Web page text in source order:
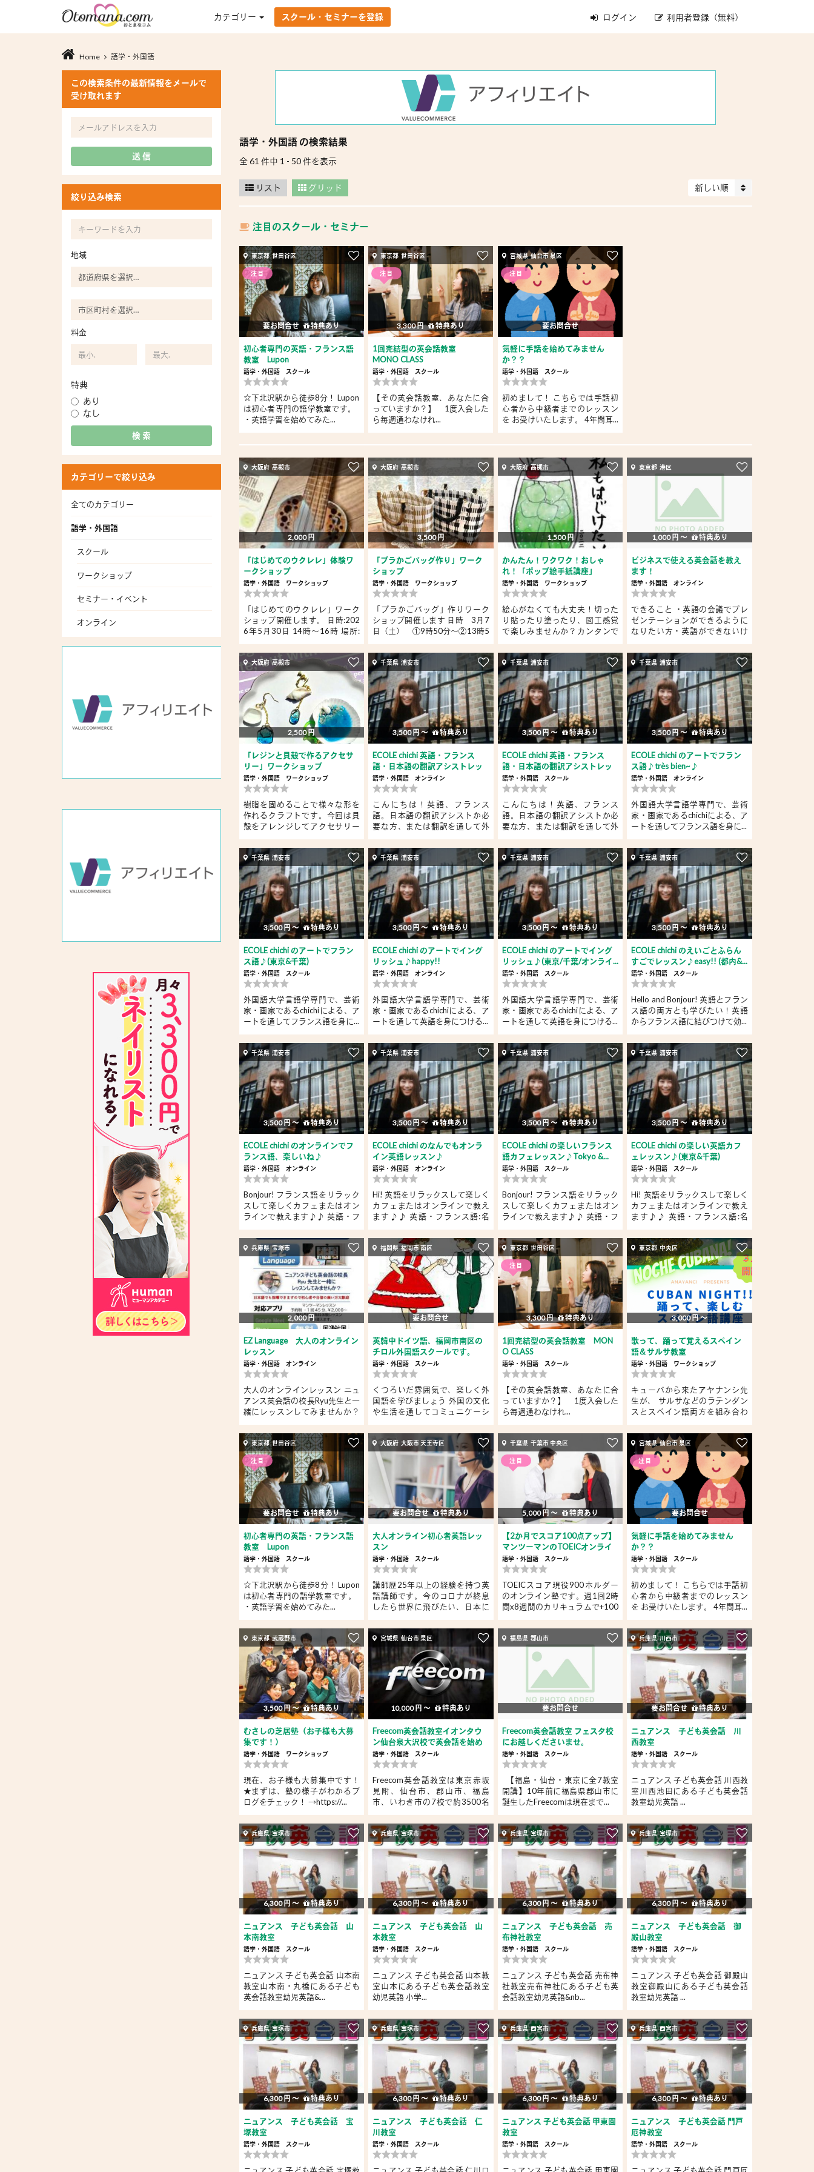
カテゴリー スクール・セミナーを登録 ログイン 利用者登録（無料）
Home 語学・外国語
この検索条件の最新情報をメールで
受け取れます
送 信
絞り込み検索
地域
料金
特典
あり
なし
検 索
カテゴリーで絞り込み
全てのカテゴリー
語学・外国語
スクール
ワークショップ
セミナー・イベント
オンライン
語学・外国語 の検索結果
全 61 件中 1 - 50 件を表示
リスト グリッド 新しい順
注目のスクール・セミナー
注目
東京都 世田谷区
要お問合せ 特典あり
初心者専門の英語・フランス語
教室 Lupon
語学・外国語 スクール
☆下北沢駅から徒歩8分！ Lupon
は初心者専門の語学教室です。
・英語学習を始めてみた...
注目
東京都 世田谷区
3,300 円 特典あり
1回完結型の英会話教室
MONO CLASS
語学・外国語 スクール
【その英会話教室、あなたに合
っていますか？】 1度入会した
ら毎週通わなけれ...
注目
宮城県 仙台市 泉区
要お問合せ
気軽に手話を始めてみません
か？？
語学・外国語 スクール
初めまして！ こちらでは手話初
心者から中級者までのレッスン
を お受けいたします。 4年間耳...
大阪府 高槻市
2,000 円
「はじめてのウクレレ」体験ワ
ークショップ
語学・外国語 ワークショップ
「はじめてのウクレレ」ワーク
ショップ開催します。 日時:202
6年5月30日 14時〜16時 場所:
大阪府 高槻市
3,500 円
「プラかごバッグ作り」ワーク
ショップ
語学・外国語 ワークショップ
「プラかごバッグ」作りワーク
ショップ開催します 日時 3月7
日（土） ①9時50分〜②13時5
大阪府 高槻市
1,500 円
かんたん！ワクワク！おしゃ
れ！「ポップ絵手紙講座」
語学・外国語 ワークショップ
絵心がなくても大丈夫！切った
り貼ったり塗ったり、図工感覚
で楽しみませんか？カンタンで
東京都 港区
1,000 円 〜 特典あり
ビジネスで使える英会話を教え
ます！
語学・外国語 オンライン
できること ・英語の会議でプレ
ゼンテーションができるように
なりたい方・英語ができないけ
大阪府 高槻市
2,500 円
「レジンと貝殻で作るアクセサ
リー」ワークショップ
語学・外国語 ワークショップ
樹脂を固めることで様々な形を
作れるクラフトです。今回は貝
殻をアレンジしてアクセサリー
千葉県 浦安市
3,500 円 〜 特典あり
ECOLE chichi 英語・フランス
語・日本語の翻訳アシストレッ
ス...
語学・外国語 オンライン
こんにちは！英語、フランス
語。日本語の翻訳アシストか必
要な方、または翻訳を通して外
千葉県 浦安市
3,500 円 〜 特典あり
ECOLE chichi 英語・フランス
語・日本語の翻訳アシストレッ
ス...
語学・外国語 スクール
こんにちは！英語、フランス
語。日本語の翻訳アシストか必
要な方、または翻訳を通して外
千葉県 浦安市
3,500 円 〜 特典あり
ECOLE chichi のアートでフラン
ス語♪très bien~♪
語学・外国語 オンライン
外国語大学言語学専門で、芸術
家・画家であるchichiによる、ア
ートを通してフランス語を身に...
千葉県 浦安市
3,500 円 〜 特典あり
ECOLE chichi のアートでフラン
ス語♪(東京&千葉)
語学・外国語 スクール
外国語大学言語学専門で、芸術
家・画家であるchichiによる、ア
ートを通してフランス語を身に...
千葉県 浦安市
3,500 円 〜 特典あり
ECOLE chichi のアートでイング
リッシュ♪happy!!
語学・外国語 オンライン
外国語大学言語学専門で、芸術
家・画家であるchichiによる、ア
ートを通して英語を身につける...
千葉県 浦安市
3,500 円 〜 特典あり
ECOLE chichi のアートでイング
リッシュ♪(東京/千葉/オンライ...
語学・外国語 スクール
外国語大学言語学専門で、芸術
家・画家であるchichiによる、ア
ートを通して英語を身につける...
千葉県 浦安市
3,500 円 〜 特典あり
ECOLE chichi のえいごとふらん
すごでレッスン♪easy!! (都内&...
語学・外国語 スクール
Hello and Bonjour! 英語とフラン
ス語の両方とも学びたい！英語
からフランス語に結びつけて効...
千葉県 浦安市
3,500 円 〜 特典あり
ECOLE chichi のオンラインでフ
ランス語、楽しいね♪
語学・外国語 オンライン
Bonjour! フランス語をリラック
スして楽しくカフェまたはオン
ラインで教えます♪♪ 英語・フ
千葉県 浦安市
3,500 円 〜 特典あり
ECOLE chichi のなんでもオンラ
イン英語レッスン♪
語学・外国語 オンライン
Hi! 英語をリラックスして楽しく
カフェまたはオンラインで教え
ます♪♪ 英語・フランス語:名
千葉県 浦安市
3,500 円 〜 特典あり
ECOLE chichi の楽しいフランス
語カフェレッスン♪Tokyo &...
語学・外国語 スクール
Bonjour! フランス語をリラック
スして楽しくカフェまたはオン
ラインで教えます♪♪ 英語・フ
千葉県 浦安市
3,500 円 〜 特典あり
ECOLE chichi の楽しい英語カフ
ェレッスン♪(東京&千葉)
語学・外国語 スクール
Hi! 英語をリラックスして楽しく
カフェまたはオンラインで教え
ます♪♪ 英語・フランス語:名
兵庫県 宝塚市
2,000 円
EZ Language 大人のオンライン
レッスン
語学・外国語 オンライン
大人のオンラインレッスン ニュ
アンス英会話の校長Ryu先生と一
緒にレッスンしてみませんか？
福岡県 福岡市 南区
要お問合せ
英韓中ドイツ語、福岡市南区の
チロル外国語スクールです。
語学・外国語 スクール
くつろいだ雰囲気で、楽しく外
国語を学びましょう 外国の文化
や生活を通してコミュニケーシ
注目
東京都 世田谷区
3,300 円 特典あり
1回完結型の英会話教室 MON
O CLASS
語学・外国語 スクール
【その英会話教室、あなたに合
っていますか？】 1度入会した
ら毎週通わなけれ...
東京都 中央区
3,000 円 〜
歌って、踊って覚えるスペイン
語＆サルサ教室
語学・外国語 ワークショップ
キューバから来たアヤナンシ先
生が、 サルサなどのラテンダン
スとスペイン語両方を組み合わ
注目
東京都 世田谷区
要お問合せ 特典あり
初心者専門の英語・フランス語
教室 Lupon
語学・外国語 スクール
☆下北沢駅から徒歩8分！ Lupon
は初心者専門の語学教室です。
・英語学習を始めてみた...
大阪府 大阪市 天王寺区
要お問合せ 特典あり
大人オンライン初心者英語レッ
スン
語学・外国語 スクール
講師歴25年以上の経験を持つ英
語講師です。今のコロナが終息
したら世界に飛びたい、日本に
注目
千葉県 千葉市 中央区
5,000 円 〜 特典あり
【2か月でスコア100点アップ】
マンツーマンのTOEICオンライ
ン塾
語学・外国語 スクール
TOEICスコア現役900ホルダー
のオンライン塾です。週1回2時
間x8週間のカリキュラムで+100
注目
宮城県 仙台市 泉区
要お問合せ
気軽に手話を始めてみません
か？？
語学・外国語 スクール
初めまして！ こちらでは手話初
心者から中級者までのレッスン
を お受けいたします。 4年間耳...
東京都 武蔵野市
3,500 円 〜 特典あり
むさしの芝居塾（お子様も大募
集です！）
語学・外国語 ワークショップ
現在、お子様も大募集中です！
★まずは、塾の様子がわかるブ
ログをチェック！ →https://...
宮城県 仙台市 泉区
10,000 円 〜 特典あり
Freecom英会話教室イオンタウ
ン仙台泉大沢校で英会話を始め
よ...
語学・外国語 スクール
Freecom英会話教室は東京赤坂
見附、仙台市、郡山市、福島
市、いわき市の7校で約3500名
福島県 郡山市
要お問合せ
Freecom英会話教室 フェスタ校
にお越しくださいませ。
語学・外国語 スクール
【福島・仙台・東京に全7教室
開講】10年前に福島県郡山市に
誕生したFreecomは現在まで...
兵庫県 川西市
要お問合せ 特典あり
ニュアンス 子ども英会話 川
西教室
語学・外国語 スクール
ニュアンス 子ども英会話 川西教
室川西池田にある子ども英会話
教室幼児英語 ...
兵庫県 宝塚市
6,300 円 〜 特典あり
ニュアンス 子ども英会話 山
本南教室
語学・外国語 スクール
ニュアンス 子ども英会話 山本南
教室山本南・丸橋にある子ども
英会話教室幼児英語&...
兵庫県 宝塚市
6,300 円 〜 特典あり
ニュアンス 子ども英会話 山
本教室
語学・外国語 スクール
ニュアンス 子ども英会話 山本教
室山本にある子ども英会話教室
幼児英語 小学...
兵庫県 宝塚市
6,300 円 〜 特典あり
ニュアンス 子ども英会話 売
布神社教室
語学・外国語 スクール
ニュアンス 子ども英会話 売布神
社教室売布神社にある子ども英
会話教室幼児英語&nb...
兵庫県 宝塚市
6,300 円 〜 特典あり
ニュアンス 子ども英会話 御
殿山教室
語学・外国語 スクール
ニュアンス 子ども英会話 御殿山
教室御殿山にある子ども英会話
教室幼児英語 ...
兵庫県 宝塚市
6,300 円 〜 特典あり
ニュアンス 子ども英会話 宝
塚教室
語学・外国語 スクール
兵庫県 宝塚市
6,300 円 〜 特典あり
ニュアンス 子ども英会話 仁
川教室
語学・外国語 スクール
兵庫県 西宮市
6,300 円 〜 特典あり
ニュアンス 子ども英会話 甲東園
教室
語学・外国語 スクール
兵庫県 西宮市
6,300 円 〜 特典あり
ニュアンス 子ども英会話 門戸
厄神教室
語学・外国語 スクール